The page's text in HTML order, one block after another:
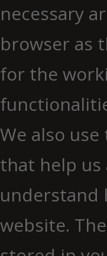
necessary
browser as
for the
We also
that help us
understand
website.